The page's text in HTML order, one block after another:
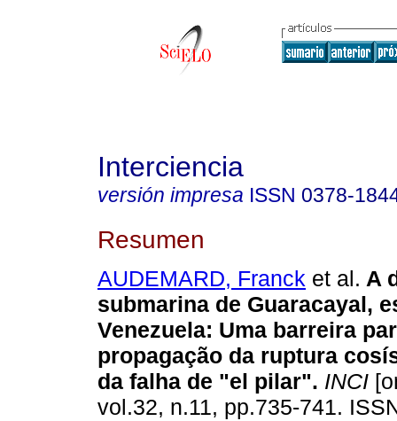
Interciencia
versión impresa ISSN 0378-
Resumen
AUDEMARD, Franck et al. A
submarina de Guaracayal,
Venezuela: Uma barreira
propagação da ruptura
da falha de "el pilar". INCI
vol.32, n.11, pp.735-741.